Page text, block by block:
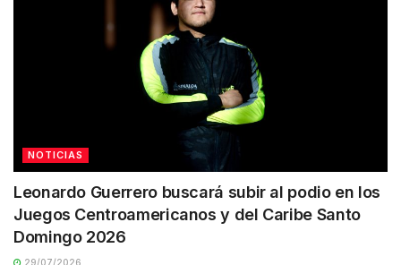
NOTICIAS
Leonardo Guerrero buscará subir al podio en los
Juegos Centroamericanos y del Caribe Santo
Domingo 2026
29/07/2026